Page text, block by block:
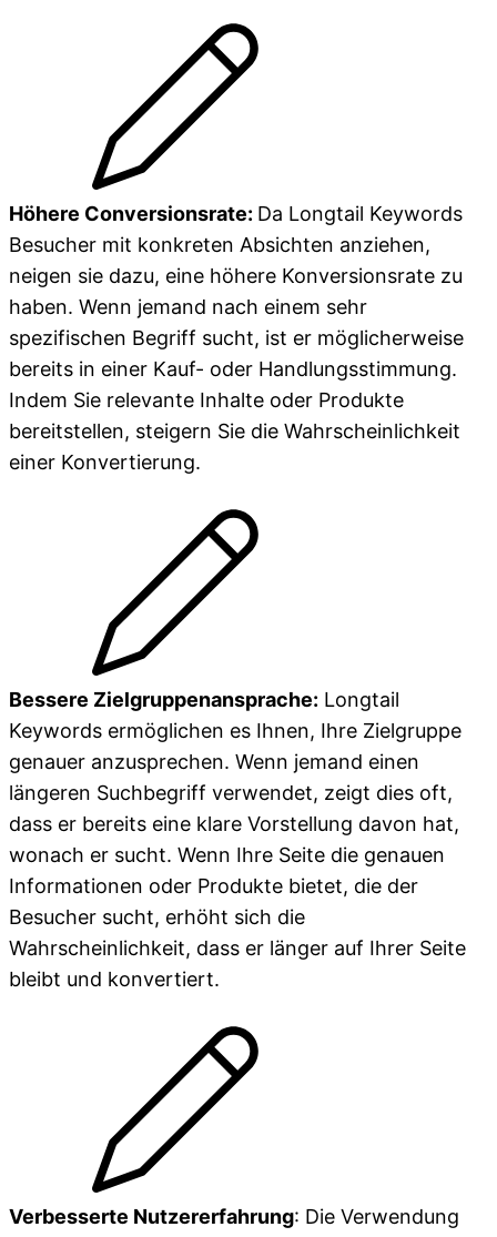
Höhere Conversionsrate: Da Longtail Keywords
Besucher mit konkreten Absichten anziehen,
neigen sie dazu, eine höhere Konversionsrate zu
haben. Wenn jemand nach einem sehr
spezifischen Begriff sucht, ist er möglicherweise
bereits in einer Kauf- oder Handlungsstimmung.
Indem Sie relevante Inhalte oder Produkte
bereitstellen, steigern Sie die Wahrscheinlichkeit
einer Konvertierung.
Bessere Zielgruppenansprache: Longtail
Keywords ermöglichen es Ihnen, Ihre Zielgruppe
genauer anzusprechen. Wenn jemand einen
längeren Suchbegriff verwendet, zeigt dies oft,
dass er bereits eine klare Vorstellung davon hat,
wonach er sucht. Wenn Ihre Seite die genauen
Informationen oder Produkte bietet, die der
Besucher sucht, erhöht sich die
Wahrscheinlichkeit, dass er länger auf Ihrer Seite
bleibt und konvertiert.
Verbesserte Nutzererfahrung: Die Verwendung